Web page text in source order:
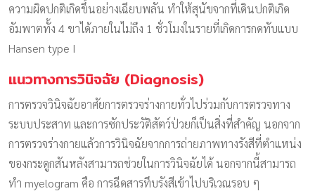
ความผิดปกติเกิดขึ้นอย่างเฉียบพลัน ทำให้สุนัขจากที่เดินปกติเกิด
อัมพาตทั้ง 4 ขาได้ภายในไม่ถึง 1 ชั่วโมงในรายที่เกิดการกดทับแบบ
Hansen type I
แนวทางการวินิจฉัย (Diagnosis)
การตรวจวินิจฉัยอาศัยการตรวจร่างกายทั่วไปร่วมกับการตรวจทาง
ระบบประสาท และการซักประวัติสัตว์ป่วยก็เป็นสิ่งที่สำคัญ นอกจาก
การตรวจร่างกายแล้วการวินิจฉัยจากการถ่ายภาพทางรังสีที่ตำแหน่ง
ของกระดูกสันหลังสามารถช่วยในการวินิจฉัยได้ นอกจากนี้สามารถ
ทำ myelogram คือ การฉีดสารทึบรังสีเข้าไปบริเวณรอบ ๆ